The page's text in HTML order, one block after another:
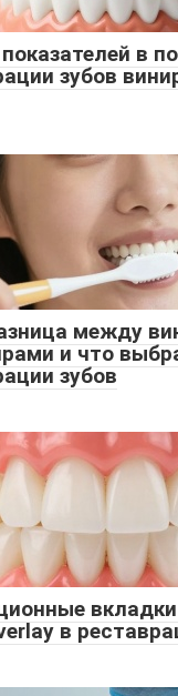
в
зубов
между
и что
зубов
в